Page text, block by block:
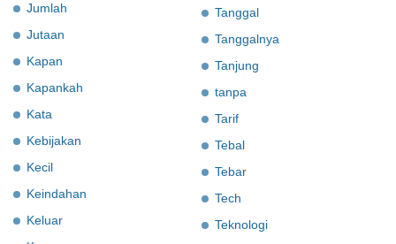
Jumlah
Jutaan
Kapan
Kapankah
Kata
Kebijakan
Kecil
Keindahan
Keluar
Tanggal
Tanggalnya
Tanjung
tanpa
Tarif
Tebal
Tebar
Tech
Teknologi